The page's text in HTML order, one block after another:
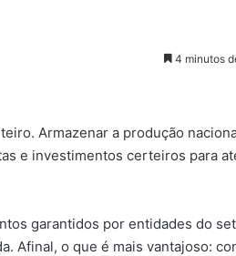
4 minutos
Armazenar a produção
e investimentos certeiros para
garantidos por entidades do
Afinal, o que é mais vantajoso: